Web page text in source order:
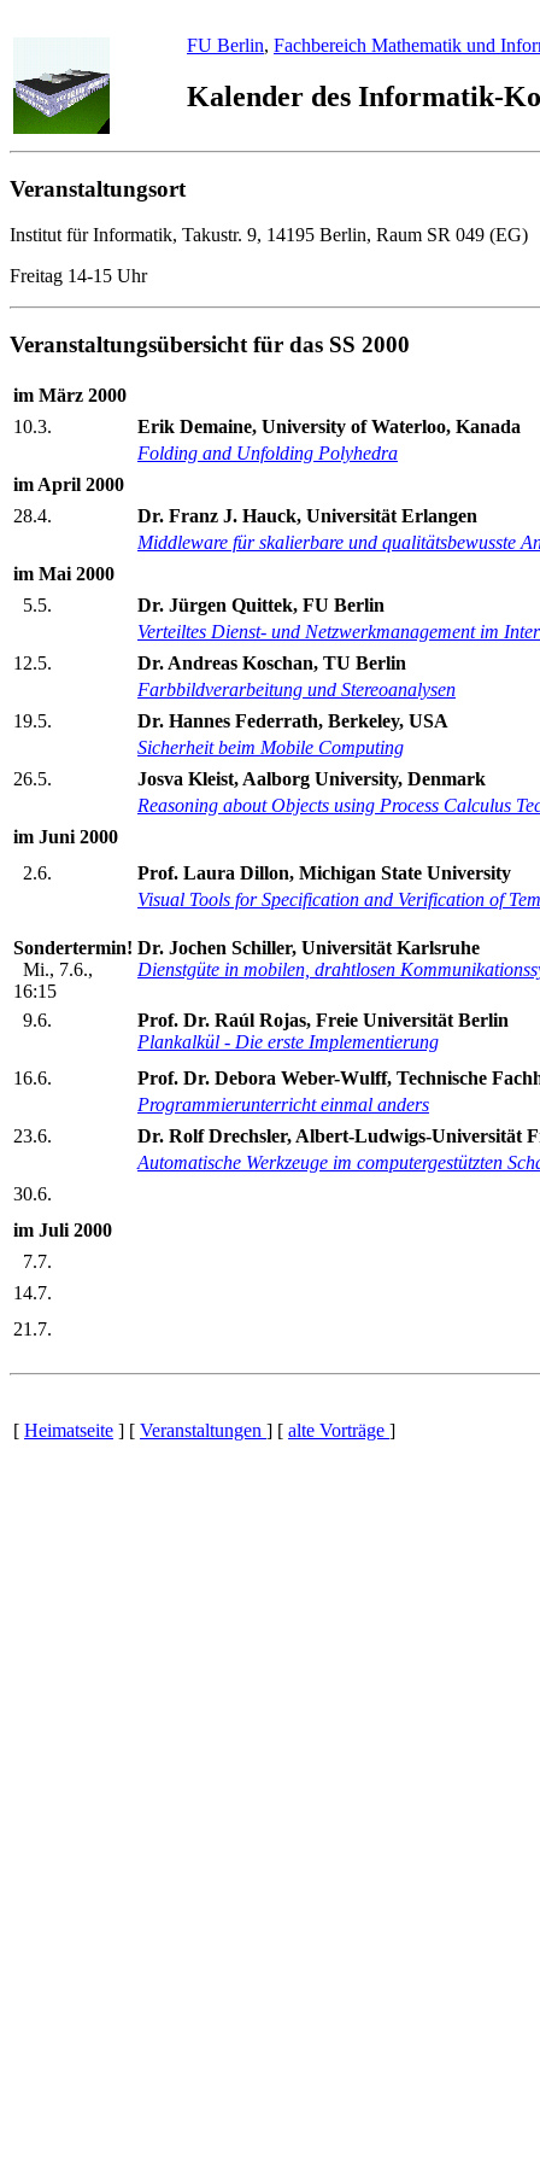
FU Berlin, Fachbereich Mathematik und
Kalender des Informatik-
Veranstaltungsort
Institut für Informatik, Takustr. 9, 14195 Berlin, Raum SR 049 (EG)
Freitag 14-15 Uhr
Veranstaltungsübersicht für das SS 2000
im März 2000
10.3.
Erik Demaine, University of Waterloo, Kanada
Folding and Unfolding Polyhedra
im April 2000
28.4.
Dr. Franz J. Hauck, Universität Erlangen
Middleware für skalierbare und qualitätsbewusste
im Mai 2000
5.5.
Dr. Jürgen Quittek, FU Berlin
Verteiltes Dienst- und Netzwerkmanagement im
12.5.
Dr. Andreas Koschan, TU Berlin
Farbbildverarbeitung und Stereoanalysen
19.5.
Dr. Hannes Federrath, Berkeley, USA
Sicherheit beim Mobile Computing
26.5.
Josva Kleist, Aalborg University, Denmark
Reasoning about Objects using Process Calculus
im Juni 2000
2.6.
Prof. Laura Dillon, Michigan State University
Visual Tools for Specification and Verification of
Sondertermin!
Mi., 7.6.,
16:15
Dr. Jochen Schiller, Universität Karlsruhe
Dienstgüte in mobilen, drahtlosen
9.6.
Prof. Dr. Raúl Rojas, Freie Universität Berlin
Plankalkül - Die erste Implementierung
16.6.
Prof. Dr. Debora Weber-Wulff, Technische
Programmierunterricht einmal anders
23.6.
Dr. Rolf Drechsler, Albert-Ludwigs-Universität
Automatische Werkzeuge im computergestützten
30.6.
im Juli 2000
7.7.
14.7.
21.7.
[ Heimatseite ] [ Veranstaltungen ] [ alte Vorträge ]